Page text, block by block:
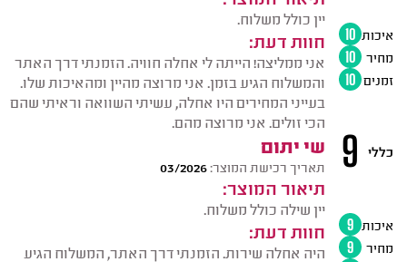
יין כולל משלוח.
חוות דעת:
אני ממליצה! הייתה לי אחלה חוויה. הזמנתי דרך האתר
והמשלוח הגיע בזמן. אני מרוצה מהיין ומהאיכות שלו.
בעייני המחירים היו אחלה, עשיתי השוואה וראיתי שהם
הכי זולים. אני מרוצה מהם.
איכות 10
מחיר
10
זמנים 10
שי יתום
תאריך רכישת המוצר:03/2026
תיאור המוצר:
יין שילה כולל משלוח.
חוות דעת:
היה אחלה שירות. הזמנתי דרך האתר, המשלוח הגיע
9 כללי
איכות 9
מחיר
9